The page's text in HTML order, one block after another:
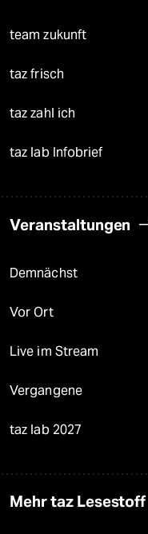
team zukunft
taz frisch
taz zahl ich
taz lab Infobrief
Veranstaltungen
Demnächst
Vor Ort
Live im Stream
Vergangene
taz lab 2027
Mehr taz Lesestoff